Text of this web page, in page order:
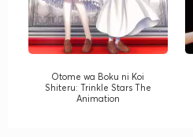
Otome wa Boku ni Koi
Shiteru: Trinkle Stars The
Animation